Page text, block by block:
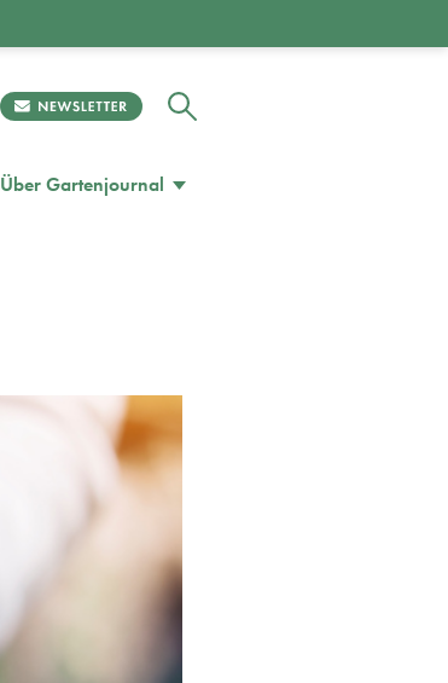
Über Gartenjournal